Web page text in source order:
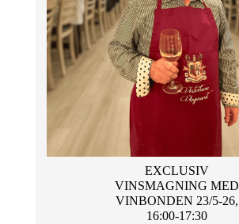
EXCLUSIV
VINSMAGNING MED
VINBONDEN 23/5-26,
16:00-17:30